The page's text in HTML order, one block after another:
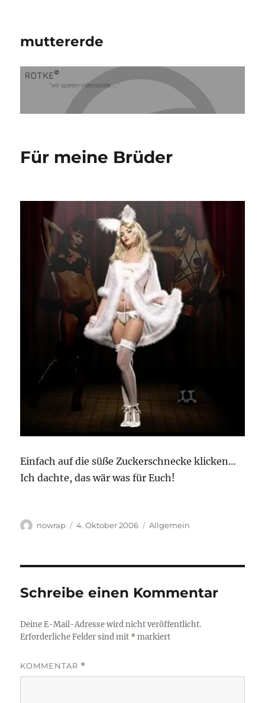
muttererde
Für meine Brüder
Einfach auf die süße Zuckerschnecke klicken…
Ich dachte, das wär was für Euch!
Autor
nowrap
Veröffentlicht
4. Oktober 2006 Kategorien
Allgemein
Schreibe einen Kommentar
Deine E-Mail-Adresse wird nicht veröffentlicht.
Erforderliche Felder sind mit *markiert
KOMMENTAR *